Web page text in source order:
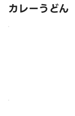
カレーうどん